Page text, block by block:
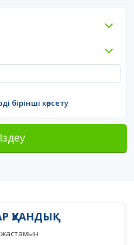
бірінші көрсету
Іздеу
ҚУАНДЫҚ